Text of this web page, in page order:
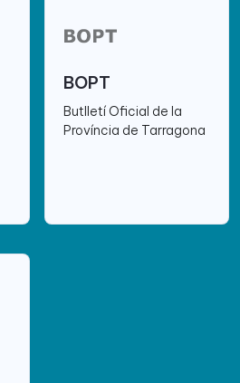
BOPT
Butlletí Oficial de la
Província de Tarragona